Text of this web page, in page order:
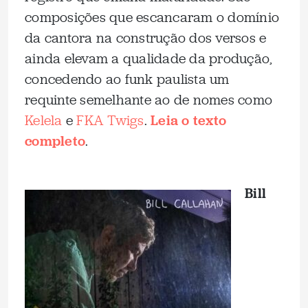
composições que escancaram o domínio
da cantora na construção dos versos e
ainda elevam a qualidade da produção,
concedendo ao funk paulista um
requinte semelhante ao de nomes como
Kelela eFKA Twigs. Leia o texto
completo.
Bill